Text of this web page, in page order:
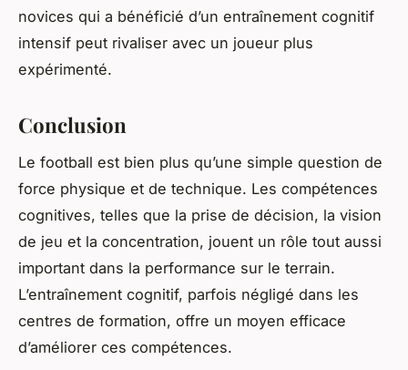
novices qui a bénéficié d’un entraînement cognitif
intensif peut rivaliser avec un joueur plus
expérimenté.
Conclusion
Le football est bien plus qu’une simple question de
force physique et de technique. Les compétences
cognitives, telles que la prise de décision, la vision
de jeu et la concentration, jouent un rôle tout aussi
important dans la performance sur le terrain.
L’entraînement cognitif, parfois négligé dans les
centres de formation, offre un moyen efficace
d’améliorer ces compétences.